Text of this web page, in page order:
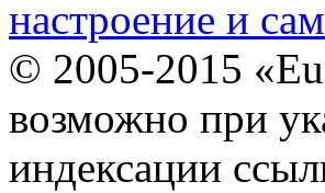
настроение и
© 2005-2015
возможно при
индексации